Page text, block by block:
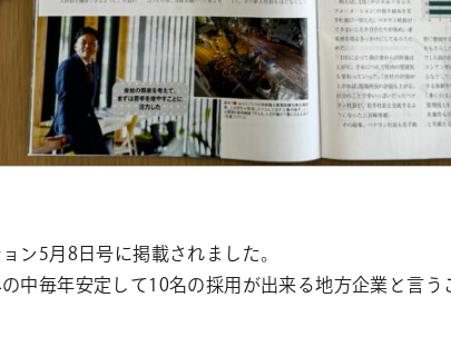
ン5月8日号に掲載されました。
中毎年安定して10名の採用が出来る地方企業と言う